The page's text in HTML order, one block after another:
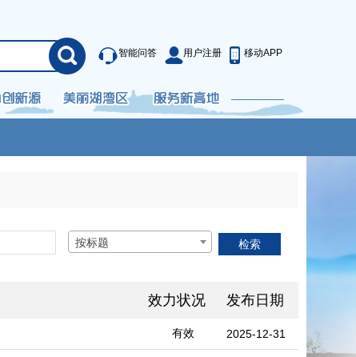
智能问答 用户注册 移动APP
按标题
效力状况 发布日期
有效 2025-12-31